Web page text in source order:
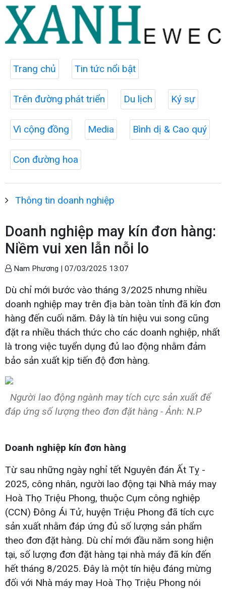
Trang chủ Tin tức nổi bật
Trên đường phát triển Du lịch Ký sự
Vì cộng đồng Media Bình dị & Cao quý
Con đường hoa
Thông tin doanh nghiệp
Doanh nghiệp may kín đơn hàng:
Niềm vui xen lẫn nỗi lo
Nam Phương | 07/03/2025 13:07
Dù chỉ mới bước vào tháng 3/2025 nhưng nhiều
doanh nghiệp may trên địa bàn toàn tỉnh đã kín đơn
hàng đến cuối năm. Đây là tín hiệu vui song cũng
đặt ra nhiều thách thức cho các doanh nghiệp, nhất
là trong việc tuyển dụng đủ lao động nhằm đảm
bảo sản xuất kịp tiến độ đơn hàng.
Người lao động ngành may tích cực sản xuất để
đáp ứng số lượng theo đơn đặt hàng - Ảnh: N.P
Doanh nghiệp kín đơn hàng
Từ sau những ngày nghỉ tết Nguyên đán Ất Tỵ -
2025, công nhân, người lao động tại Nhà máy may
Hoà Thọ Triệu Phong, thuộc Cụm công nghiệp
(CCN) Đông Ái Tử, huyện Triệu Phong đã tích cực
sản xuất nhằm đáp ứng đủ số lượng sản phẩm
theo đơn đặt hàng. Dù chỉ mới đầu năm song hiện
tại, số lượng đơn đặt hàng tại nhà máy đã kín đến
hết tháng 8/2025. Đây là một tín hiệu đáng mừng
đối với Nhà máy may Hoà Thọ Triệu Phong nói